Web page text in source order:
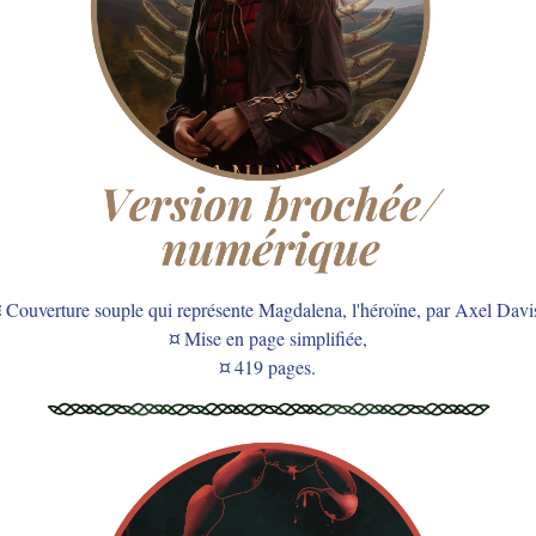
Couverture souple qui représente Magdalena, l'héroïne, par Axel
¤ Mise en page simplifiée,
¤ 419 pages.